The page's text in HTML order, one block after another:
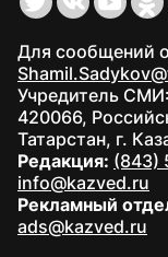
Для сообщений
Учредитель
420066,
Татарстан, г.
Редакция: (843)
info@kazved.ru
Рекламный
ads@kazved.ru